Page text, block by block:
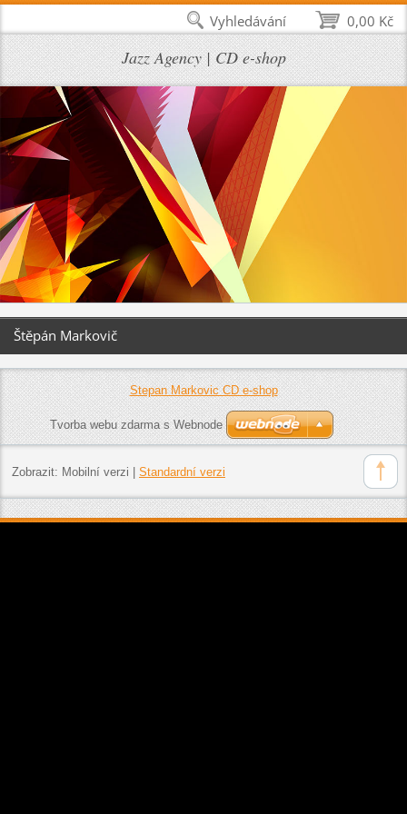
Jazz Agency | CD e-shop
Štěpán Markovič
Stepan Markovic CD e-shop
Tvorba webu zdarma s Webnode
Zobrazit: Mobilní verzi Standardní verzi
0,00 Kč
Vyhledávání